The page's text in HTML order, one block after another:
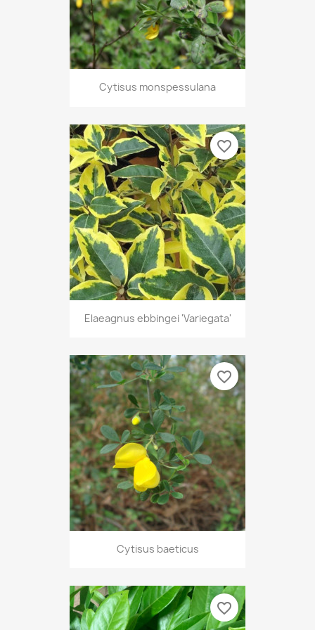
Cytisus monspessulana
Elaeagnus ebbingei 'Variegata'
favorite_border
Cytisus baeticus
favorite_border
favorite_border